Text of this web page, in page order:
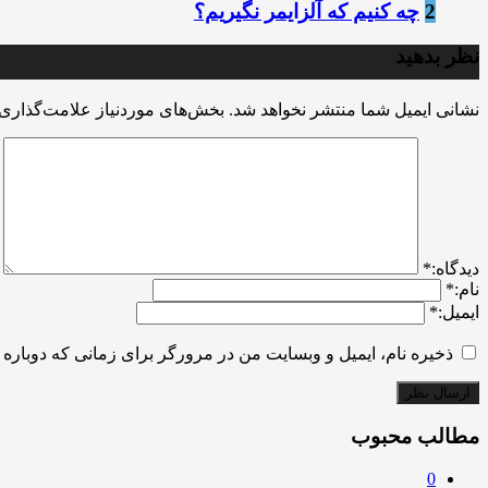
2 چه کنیم که آلزایمر نگیریم؟
نظر بدهید
نشانی ایمیل شما منتشر نخواهد شد. بخش‌های موردنیاز
ديدگاه:*
نام:*
ایمیل:*
ذخیره نام، ایمیل و وبسایت من در مرورگر برای زمانی که
مطالب محبوب
0